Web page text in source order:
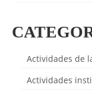
Actividades de
Actividades